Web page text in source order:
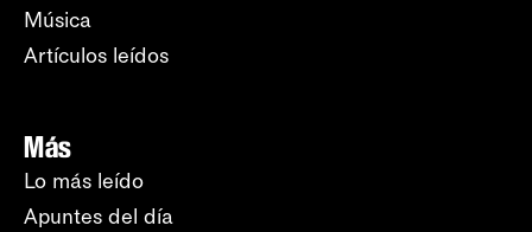
Música
Artículos leídos
Más
Lo más leído
Apuntes del día